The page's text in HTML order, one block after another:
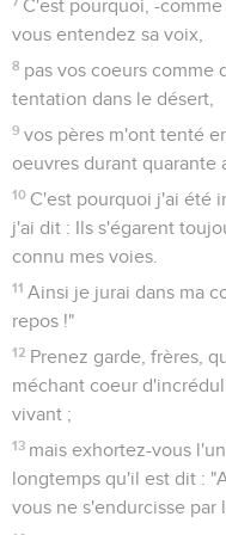
et encore dans ce
6 Puis donc qu'il reste
ceux qui auparavant
entrés à cause de leur
une fois il détermine un
longtemps après :
auparavant :
n'endurcissez pas vos
Car si Josué leur avait
après cela d'un autre jour.
Il reste donc un repos
Car celui qui est entré
reposé de ses oeuvres,
siennes propres.
11
Appliquons-nous donc
personne ne tombe en